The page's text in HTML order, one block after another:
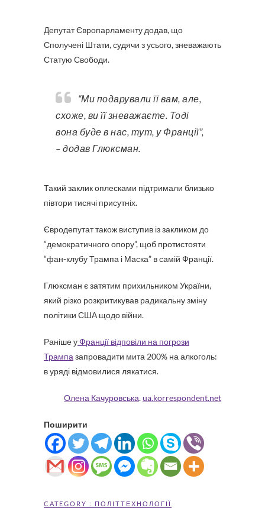
Депутат Європарламенту додав, що
Сполучені Штати, судячи з усього, зневажають
Статую Свободи.
“Ми подарували її вам, але,
схоже, ви її зневажаєте. Тоді
вона буде в нас, тут, у Франції”,
– додав Глюксман.
Такий заклик оплесками підтримали близько
півтори тисячі присутніх.
Євродепутат також виступив із закликом до
“демократичного опору”, щоб протистояти
“фан-клубу Трампа і Маска” в самій Франції.
Глюксман є затятим прихильником України,
який різко розкритикував радикальну зміну
політики США щодо війни.
Раніше уФранції відповіли на погрози
Трампа запровадити мита 200% на алкоголь:
в уряді відмовилися лякатися.
Олена Качуровська.ua.korrespondent.net
Поширити
CATEGORY : ПОЛІТТЕХНОЛОГІЇ